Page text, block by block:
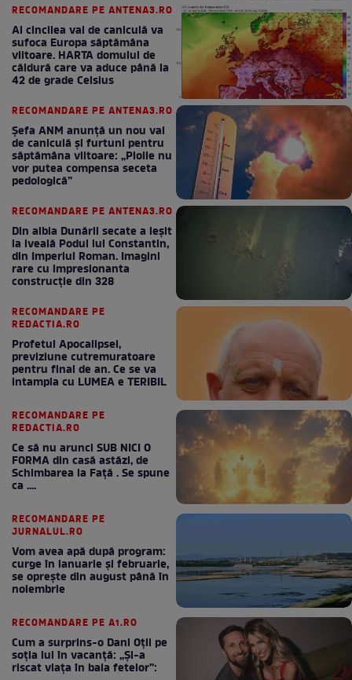
RECOMANDARE PE ANTENA3.RO
Al cincilea val de caniculă va
sufoca Europa săptămâna
viitoare. HARTA domului de
căldură care va aduce până la
42 de grade Celsius
RECOMANDARE PE ANTENA3.RO
Șefa ANM anunță un nou val
de caniculă și furtuni pentru
săptămâna viitoare: „Ploile nu
vor putea compensa seceta
pedologică”
RECOMANDARE PE ANTENA3.RO
Din albia Dunării secate a ieșit
la iveală Podul lui Constantin,
din Imperiul Roman. Imagini
rare cu impresionanta
construcție din 328
RECOMANDARE PE
REDACTIA.RO
Profetul Apocalipsei,
previziune cutremuratoare
pentru final de an. Ce se va
intampla cu LUMEA e TERIBIL
RECOMANDARE PE
REDACTIA.RO
Ce să nu arunci SUB NICI O
FORMA din casă astăzi, de
Schimbarea la Față . Se spune
ca ....
RECOMANDARE PE
JURNALUL.RO
Vom avea apă după program:
curge în ianuarie și februarie,
se oprește din august până în
noiembrie
RECOMANDARE PE A1.RO
Cum a surprins-o Dani Oțil pe
soția lui în vacanță: „Și-a
riscat viața în baia fetelor”: